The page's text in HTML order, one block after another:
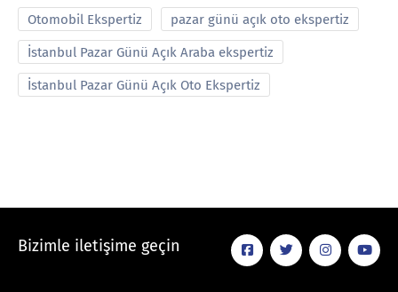
Otomobil Ekspertiz pazar günü açık oto ekspertiz
İstanbul Pazar Günü Açık Araba ekspertiz
İstanbul Pazar Günü Açık Oto Ekspertiz
Bizimle iletişime geçin